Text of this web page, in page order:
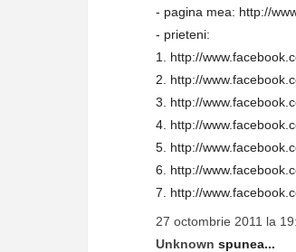
- pagina mea: http://
- prieteni:
1. http://
2. http://
3. http://
4. http://
5. http://
6. http://
7. http://
27 octombrie 2011 la
Unknown spunea...